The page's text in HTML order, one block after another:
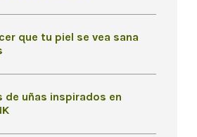
que tu piel se vea sana
de uñas inspirados en